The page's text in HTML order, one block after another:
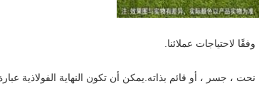
لاحتياجات عملائنا.
جسر ، أو قائم بذاته.يمكن أن تكون النهاية الفولاذية